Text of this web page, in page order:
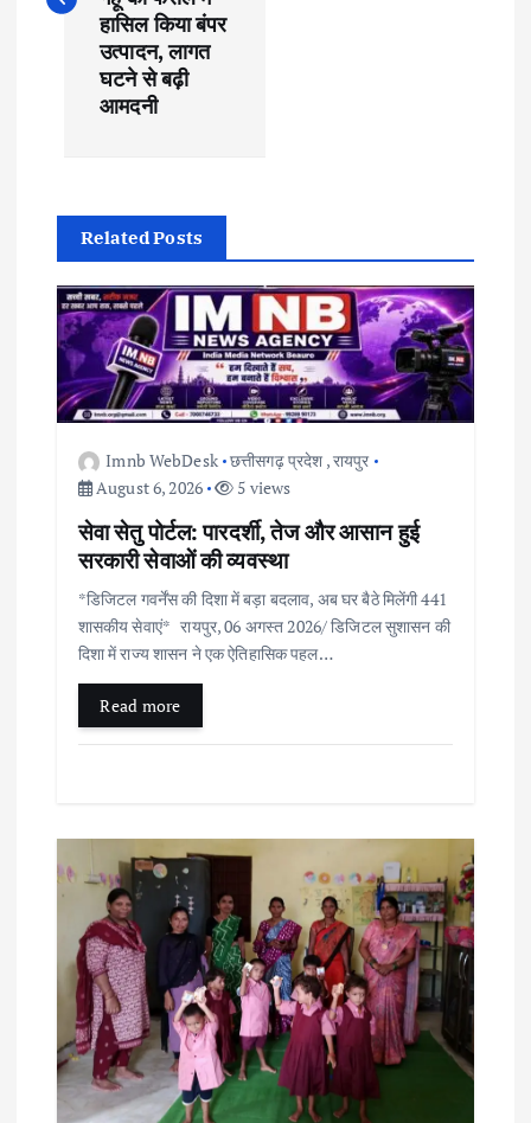
v
g
a
हासिल किया बंपर
उत्पादन, लागत
घटने से बढ़ी
आमदनी
Related Posts
Imnb WebDesk छत्तीसगढ़ प्रदेश ,रायपुर
August 6, 2026
5 views
सेवा सेतु पोर्टल: पारदर्शी, तेज और आसान हुई
सरकारी सेवाओं की व्यवस्था
*डिजिटल गवर्नेंस की दिशा में बड़ा बदलाव, अब घर बैठे मिलेंगी 441
शासकीय सेवाएं* रायपुर, 06 अगस्त 2026/ डिजिटल सुशासन की
दिशा में राज्य शासन ने एक ऐतिहासिक पहल…
Read more